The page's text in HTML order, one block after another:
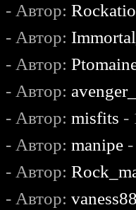
- Автор:
- Автор:
- Автор:
- Автор:
- Автор:misfits -
- Автор:manipe
- Автор:
- Автор: